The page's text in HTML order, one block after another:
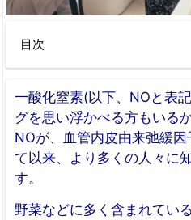
目次
一酸化窒素(以下、NOと表
グを思い浮かべる方もいる
NOが、血管内皮由来弛緩
て以来、より多くの人々に
す。
野菜などに多く含まれてい